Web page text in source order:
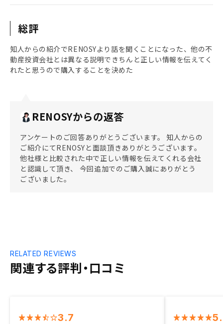
総評
知人からの紹介でRENOSYより話を聞くことになった、他の不
動産投資会社とは異なる説明できちんと正しい情報を伝えてく
れたと思うので購入することを決めた
RENOSYからの返答
アンケートのご回答ありがとうございます。 知人からの
ご紹介にてRENOSYと面談頂きありがとうございます。
他社様と比較された中で正しい情報を伝えてくれる会社
と認識して頂き、 今回追加でのご購入誠にありがとう
ございました。
関連する評判・口コミ
RELATED REVIEWS
3.7